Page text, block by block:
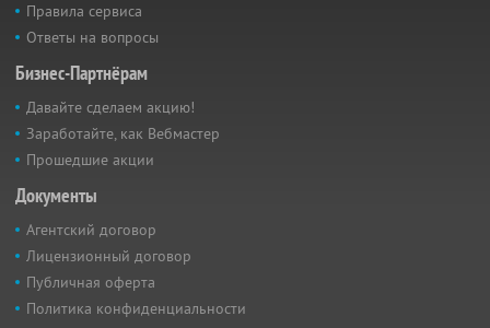
Правила сервиса
Ответы на вопросы
Бизнес-Партнёрам
Давайте сделаем акцию!
Заработайте, как Вебмастер
Прошедшие акции
Документы
Агентский договор
Лицензионный договор
Публичная оферта
Политика конфиденциальности